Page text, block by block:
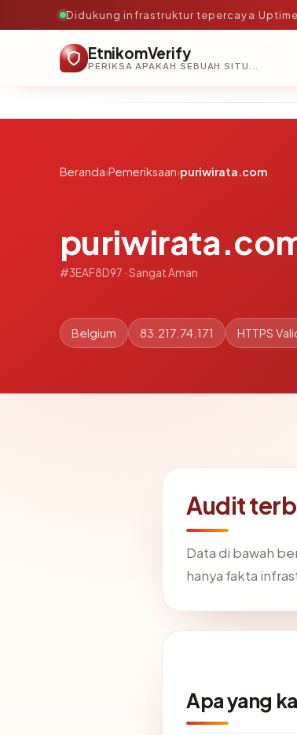
Didukung infrastruktur tepercaya·
EtnikomVerify
PERIKSA APAKAH SEBUAH SITUS AMAN, TEPERCAYA, DAN TERVERIFIKASI DALAM HITUNGAN DETIK.
Beranda›Pemeriksaan›puriwirata.com
#3EAF8D97 · Sangat Aman
Belgium 83.217.74.171 HTTPS
Audit
Data di bawah
hanya fakta
Apa yang